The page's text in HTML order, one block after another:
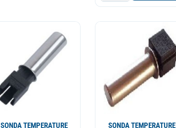
SONDA TEMPERATURE
SONDA TEMPERATURE